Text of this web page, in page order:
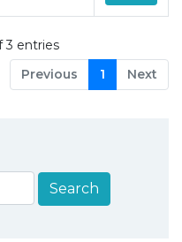
3 entries
Previous
1 Next